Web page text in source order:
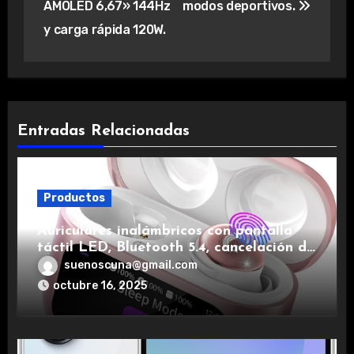
AMOLED 6,67» 144Hz
y carga rápida 120W.
modos deportivos.
Entradas Relacionadas
Productos
Auriculares inalámbricos con pantalla
táctil LED, Bluetooth 5.4, cancelación de
ruido, impermeables y de larga duración.
suenoscuna@gmail.com
octubre 16, 2025